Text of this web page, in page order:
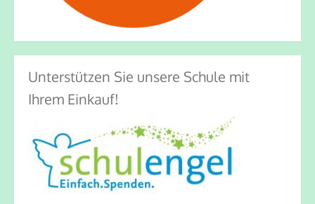
Unterstützen Sie unsere Schule mit
Ihrem Einkauf!